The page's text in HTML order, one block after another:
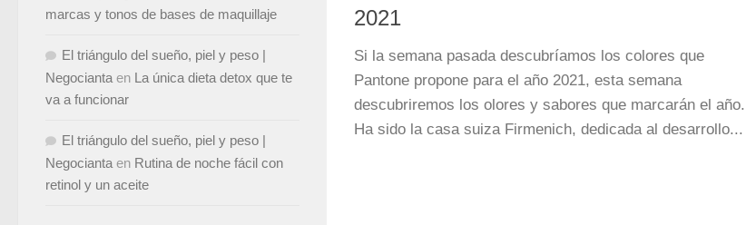
2021
Si la semana pasada descubríamos los colores que
Pantone propone para el año 2021, esta semana
descubriremos los olores y sabores que marcarán el año.
Ha sido la casa suiza Firmenich, dedicada al desarrollo...
marcas y tonos de bases de maquillaje
El triángulo del sueño, piel y peso |
Negocianta en La única dieta detox que te
va a funcionar
El triángulo del sueño, piel y peso |
Negocianta en Rutina de noche fácil con
retinol y un aceite